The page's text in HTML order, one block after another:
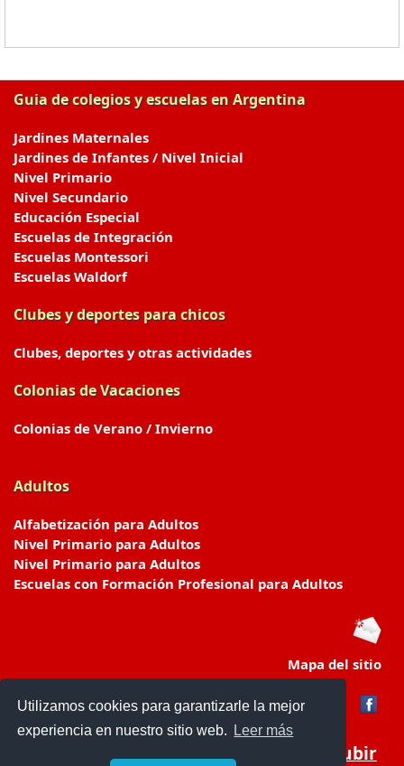
Utilizamos cookies para garantizarle la mejor
experiencia en nuestro sitio web.
Leer más
Guia de colegios y escuelas en Argentina
Jardines Maternales
Jardines de Infantes / Nivel Inicial
Nivel Primario
Nivel Secundario
Educación Especial
Escuelas de Integración
Escuelas Montessori
Escuelas Waldorf
Clubes y deportes para chicos
Clubes, deportes y otras actividades
Colonias de Vacaciones
Colonias de Verano / Invierno
Adultos
Alfabetización para Adultos
Nivel Primario para Adultos
Nivel Primario para Adultos
Escuelas con Formación Profesional para Adultos
Mapa del sitio
Subir